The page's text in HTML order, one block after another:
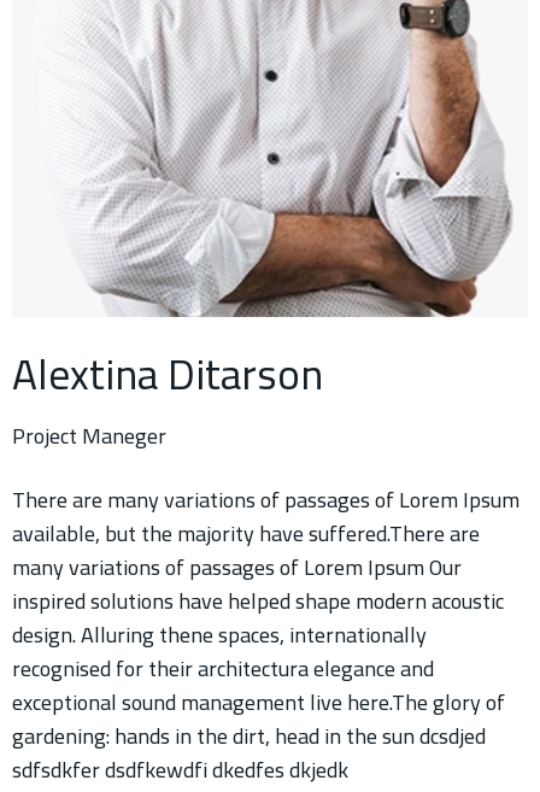
Alextina Ditarson
Project Maneger
There are many variations of passages of Lorem Ipsum
available, but the majority have suffered.There are
many variations of passages of Lorem Ipsum Our
inspired solutions have helped shape modern acoustic
design. Alluring thene spaces, internationally
recognised for their architectura elegance and
exceptional sound management live here.The glory of
gardening: hands in the dirt, head in the sun dcsdjed
sdfsdkfer dsdfkewdfi dkedfes dkjedk